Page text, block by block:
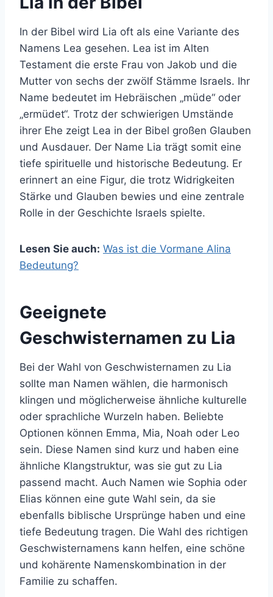
In der Bibel wird Lia oft als eine Variante des
Namens Lea gesehen. Lea ist im Alten
Testament die erste Frau von Jakob und die
Mutter von sechs der zwölf Stämme Israels. Ihr
Name bedeutet im Hebräischen „müde“ oder
„ermüdet“. Trotz der schwierigen Umstände
ihrer Ehe zeigt Lea in der Bibel großen Glauben
und Ausdauer. Der Name Lia trägt somit eine
tiefe spirituelle und historische Bedeutung. Er
erinnert an eine Figur, die trotz Widrigkeiten
Stärke und Glauben bewies und eine zentrale
Rolle in der Geschichte Israels spielte.
Lesen Sie auch: Was ist die Vormane Alina
Bedeutung?
Geeignete
Geschwisternamen zu Lia
Bei der Wahl von Geschwisternamen zu Lia
sollte man Namen wählen, die harmonisch
klingen und möglicherweise ähnliche kulturelle
oder sprachliche Wurzeln haben. Beliebte
Optionen können Emma, Mia, Noah oder Leo
sein. Diese Namen sind kurz und haben eine
ähnliche Klangstruktur, was sie gut zu Lia
passend macht. Auch Namen wie Sophia oder
Elias können eine gute Wahl sein, da sie
ebenfalls biblische Ursprünge haben und eine
tiefe Bedeutung tragen. Die Wahl des richtigen
Geschwisternamens kann helfen, eine schöne
und kohärente Namenskombination in der
Familie zu schaffen.